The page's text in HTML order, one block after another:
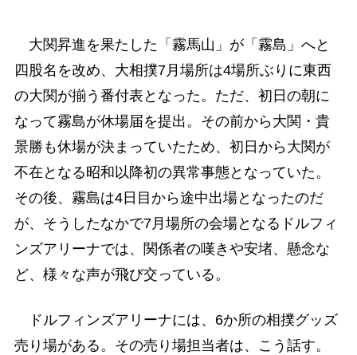
大関昇進を果たした「霧馬山」が「霧島」へと
四股名を改め、大相撲7月場所は4場所ぶりに東西
の大関が揃う番付表となった。ただ、初日の朝に
なって霧島が休場届を提出。その前から大関・貴
景勝も休場が決まっていたため、初日から大関が
不在となる昭和以降初の異常事態となっていた。
その後、霧島は4日目から途中出場となったのだ
が、そうしたなかで7月場所の会場となるドルフィ
ンズアリーナでは、関係者の嘆きや安堵、懸念な
ど、様々な声が飛び交っている。
ドルフィンズアリーナには、6か所の相撲グッズ
売り場がある。その売り場担当者は、こう話す。